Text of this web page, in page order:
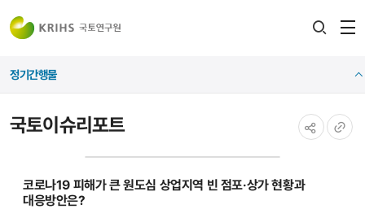
국토이슈리포트
정기간행물
코로나19 피해가 큰 원도심 상업지역 빈 점포·상가 현황과
대응방안은?